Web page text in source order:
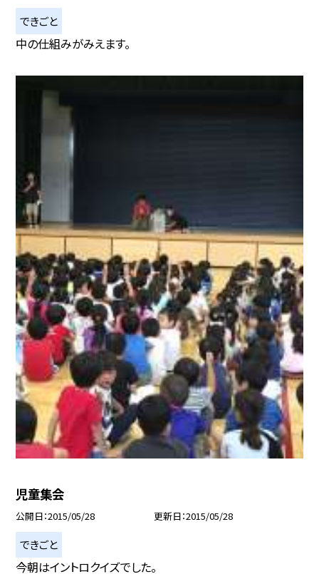
できごと
中の仕組みがみえます。
児童集会
公開日 2015/05/28 更新日 2015/05/28
できごと
今朝はイントロクイズでした。